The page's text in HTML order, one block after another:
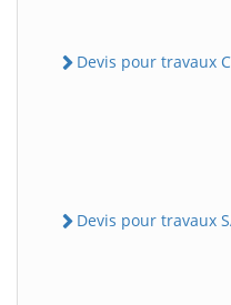
Devis pour travaux
Devis pour travaux